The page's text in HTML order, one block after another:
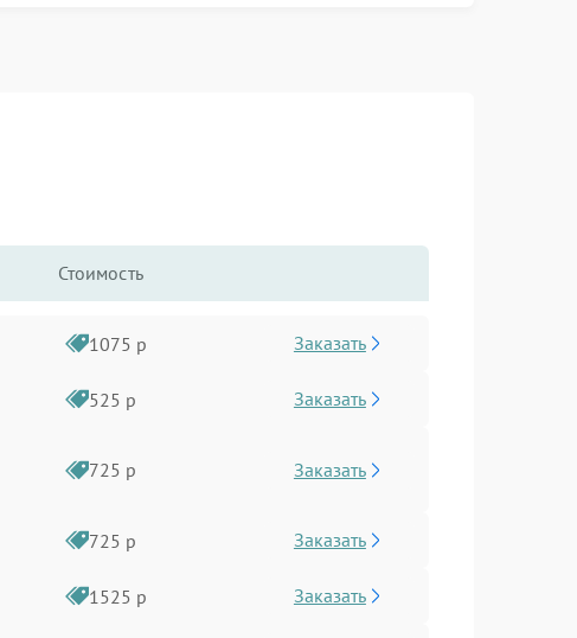
Стоимость
1075 р Заказать
525 р Заказать
725 р Заказать
725 р Заказать
1525 р Заказать